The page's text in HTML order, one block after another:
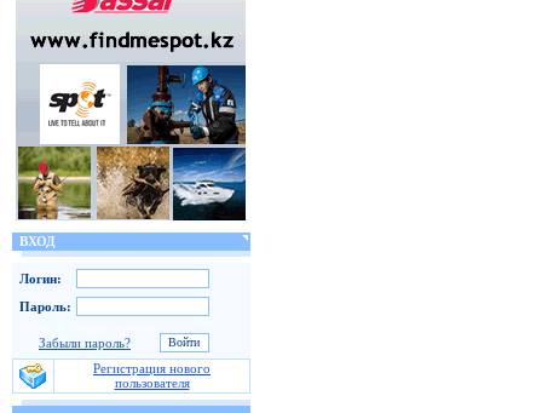
ВХОД
Логин:
Пароль:
Забыли пароль?
Регистрация нового
пользователя